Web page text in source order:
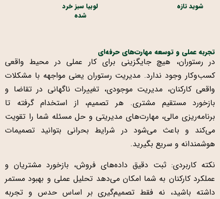
شوید تازه
لوبیا سبز خرد
شده
تجربه عملی و توسعه مهارت‌های حرفه‌ای
در رستوران، هیچ جایگزینی برای کار عملی در محیط واقعی
کسب‌وکار وجود ندارد. مدیریت رستوران یعنی مواجهه با مشکلات
واقعی کارکنان، مدیریت موجودی، تغییرات ناگهانی در تقاضا و
بازخورد مستقیم مشتری. هر تصمیم، از استخدام گرفته تا
برنامه‌ریزی مالی، مهارت‌های مدیریتی و حل مسئله شما را تقویت
می‌کند و باعث می‌شود در شرایط بحرانی بتوانید تصمیمات
هوشمندانه و سریع بگیرید.
نکته کاربردی: ثبت دقیق داده‌های فروش، بازخورد مشتریان و
عملکرد کارکنان به شما امکان می‌دهد تحلیل عملی و بهبود مستمر
داشته باشید، نه فقط تصمیم‌گیری بر اساس حدس و تجربه